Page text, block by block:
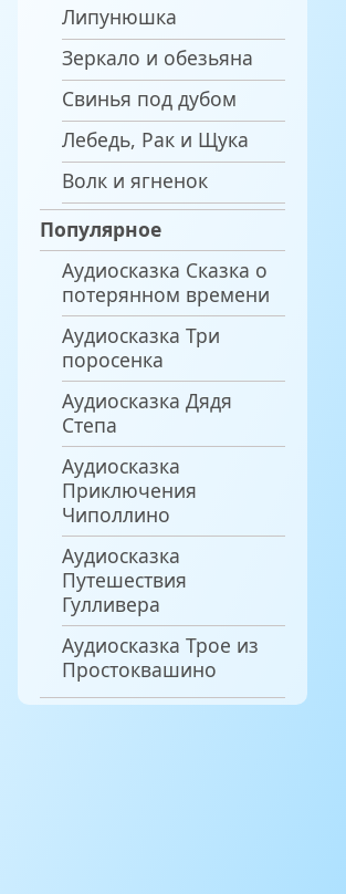
Липунюшка
Зеркало и обезьяна
Свинья под дубом
Лебедь, Рак и Щука
Волк и ягненок
Популярное
Аудиосказка Сказка о
потерянном времени
Аудиосказка Три
поросенка
Аудиосказка Дядя
Степа
Аудиосказка
Приключения
Чиполлино
Аудиосказка
Путешествия
Гулливера
Аудиосказка Трое из
Простоквашино